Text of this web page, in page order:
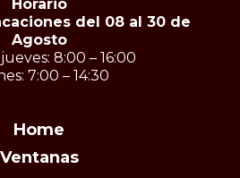
Horario
del 08 al 30 de
Agosto
8:00 – 16:00
7:00 – 14:30
Home
Ventanas